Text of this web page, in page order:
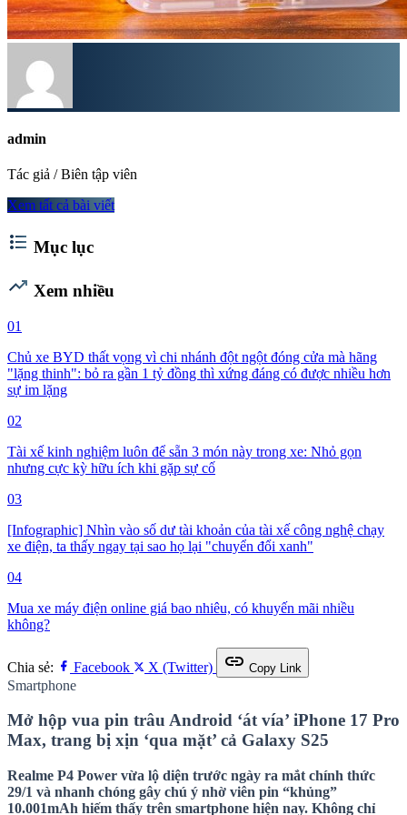
admin
Tác giả / Biên tập viên
Xem tất cả bài viết
format_list_bulleted Mục lục
trending_up Xem nhiều
01
Chủ xe BYD thất vọng vì chi nhánh đột ngột đóng cửa mà hãng
"lặng thinh": bỏ ra gần 1 tỷ đồng thì xứng đáng có được nhiều hơn
sự im lặng
02
Tài xế kinh nghiệm luôn để sẵn 3 món này trong xe: Nhỏ gọn
nhưng cực kỳ hữu ích khi gặp sự cố
03
[Infographic] Nhìn vào số dư tài khoản của tài xế công nghệ chạy
xe điện, ta thấy ngay tại sao họ lại "chuyển đổi xanh"
04
Mua xe máy điện online giá bao nhiêu, có khuyến mãi nhiều
không?
Chia sẻ: Facebook X (Twitter) link Copy Link
Smartphone
Mở hộp vua pin trâu Android ‘át vía’ iPhone 17 Pro
Max, trang bị xịn ‘qua mặt’ cả Galaxy S25
Realme P4 Power vừa lộ diện trước ngày ra mắt chính thức
29/1 và nhanh chóng gây chú ý nhờ viên pin “khủng”
10.001mAh hiếm thấy trên smartphone hiện nay. Không chỉ